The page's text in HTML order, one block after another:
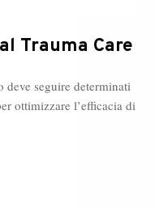
Trauma Care
deve seguire determinati
ottimizzare l’efficacia di